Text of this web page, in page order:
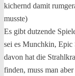
kichernd damit
musste)
Es gibt dutzende
sei es Munchkin,
davon hat die
finden, muss man